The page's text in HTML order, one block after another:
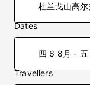
Dates
四 6 8月 - 五
Travellers